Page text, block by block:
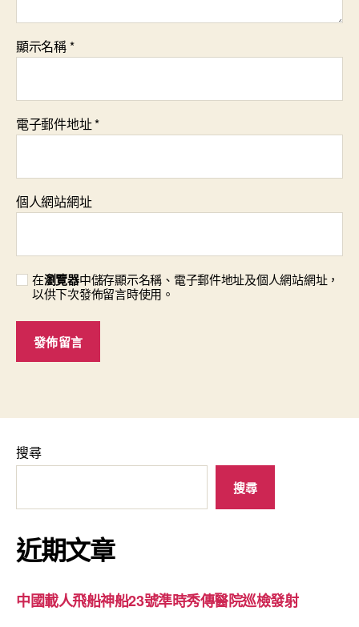
顯示名稱*
電子郵件地址*
個人網站網址
在瀏覽器中儲存顯示名稱、電子郵件地址及個人網站網址，
以供下次發佈留言時使用。
搜尋
搜尋
近期文章
中國載人飛船神船23號準時秀傳醫院巡檢發射